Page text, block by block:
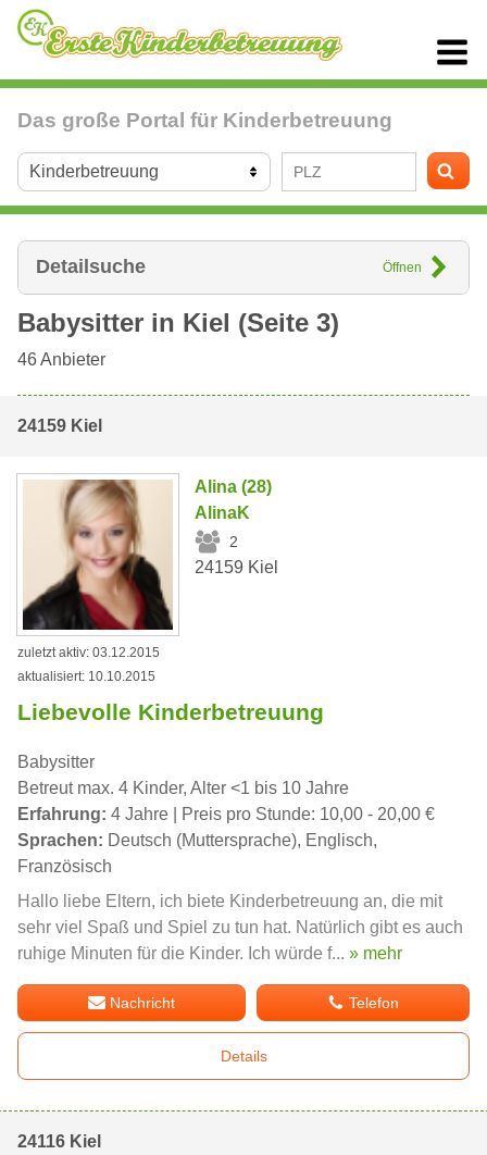
Das große Portal für Kinderbetreuung
Detailsuche Öffnen
Babysitter in Kiel (Seite 3)
46Anbieter
24159 Kiel
Alina (28)
AlinaK
2
24159 Kiel
zuletzt aktiv: 03.12.2015
aktualisiert: 10.10.2015
Liebevolle Kinderbetreuung
Babysitter
Betreut max. 4 Kinder, Alter <1 bis 10 Jahre
Erfahrung: 4 Jahre | Preis pro Stunde: 10,00 - 20,00 €
Sprachen: Deutsch (Muttersprache), Englisch,
Französisch
Hallo liebe Eltern, ich biete Kinderbetreuung an, die mit
sehr viel Spaß und Spiel zu tun hat. Natürlich gibt es auch
ruhige Minuten für die Kinder. Ich würde f... » mehr
Nachricht Telefon
Details
24116 Kiel